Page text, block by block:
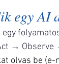
egy AI
egy
→
olvas be (e-